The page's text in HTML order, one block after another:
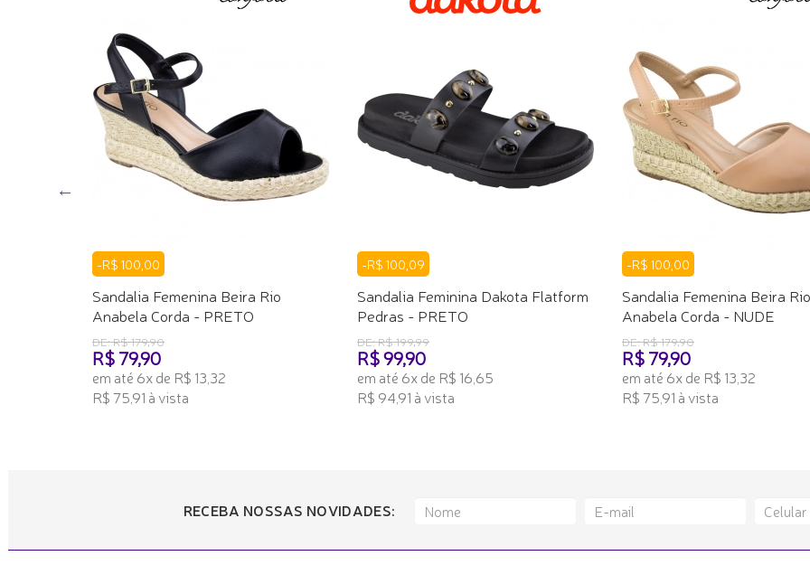
-R$ 100,00
Sandalia Femenina Beira Rio
Anabela Corda - PRETO
DE: R$ 179,90
R$ 79,90
em até 6x de R$ 13,32
R$ 75,91 à vista
-R$ 100,09
Sandalia Feminina Dakota Flatform
Pedras - PRETO
DE: R$ 199,99
R$ 99,90
em até 6x de R$ 16,65
R$ 94,91 à vista
-R$ 100,00
Sandalia Femenina Beira Rio
Anabela Corda - NUDE
DE: R$ 179,90
R$ 79,90
em até 6x de R$ 13,32
R$ 75,91 à vista
RECEBA NOSSAS NOVIDADES: